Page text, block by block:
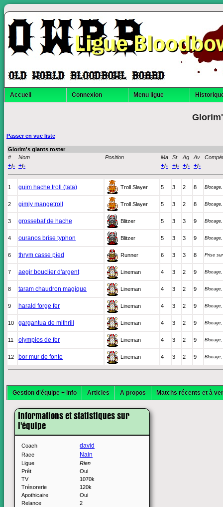
Ligue
Accueil Connexion Menu ligue
Passer en vue liste
Glorim's giants roster
#
Nom Position Ma St Ag Av
+/- +/- +/- +/- +/- +/-
1 guim hache troll (tata) Troll Slayer 5 3 2 8 Blocage
2 gimly mangetroll Troll Slayer 5 3 2 8 Blocage
3 grossebaf de hache Blitzer 5 3 3 9 Blocage
4 ouranos brise typhon Blitzer 5 3 3 9 Blocage
6 thrym casse pied Runner 6 3 3 8 Prise
7 aegir bouclier d'argent Lineman 4 3 2 9 Blocage
8 taram chaudron magique Lineman 4 3 2 9 Blocage
9 harald forge fer Lineman 4 3 2 9 Blocage
10 gargantua de mithrill Lineman 4 3 2 9 Blocage
11 olympios de fer Lineman 4 3 2 9 Blocage
12 bor mur de fonte Lineman 4 3 2 9 Blocage
Gestion d'équipe + info Articles A propos Matchs récents et à
Informations et statistiques sur
l'équipe
Coach david
Race Nain
Ligue
Rien
Prêt
Oui
TV
1070k
Trésorerie
120k
Apothicaire
Oui
Relance
2